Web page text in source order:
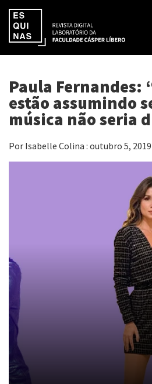
Paula Fernandes:
estão assumindo
música não seria
Por Isabelle Colina : outubro 5, 2019